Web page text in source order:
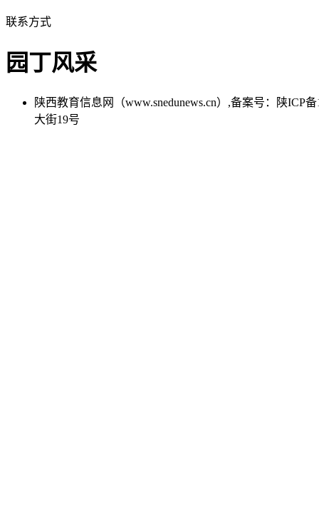
联系方式
园丁风采
陕西教育信息网（www.snedunews.cn）,备案号：陕ICP
大街19号